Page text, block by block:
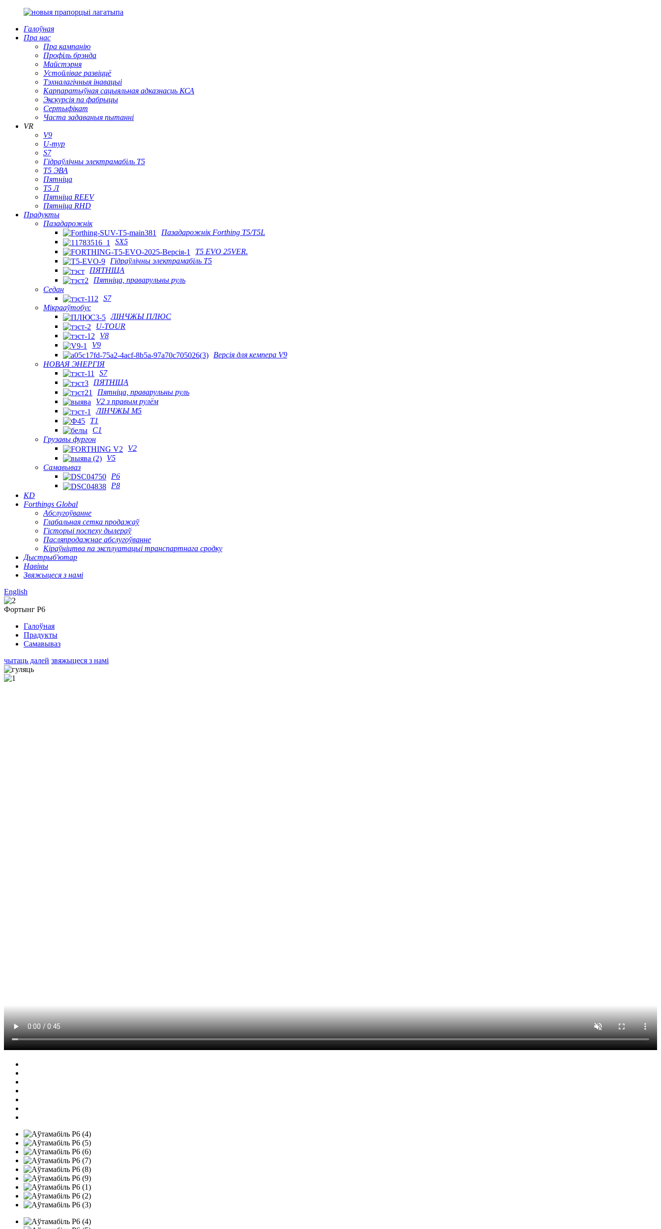
Галоўная
Пра нас
Пра кампанію
Профіль брэнда
Майстэрня
Устойлівае развіццё
Тэхналагічныя інавацыі
Карпаратыўная сацыяльная адказнасць КСА
Экскурсія па фабрыцы
Сертыфікат
Часта задаваныя пытанні
VR
V9
U-тур
S7
Гідраўлічны электрамабіль T5
Т5 ЭВА
Пятніца
Т5 Л
Пятніца REEV
Пятніца RHD
Прадукты
Пазадарожнік
Пазадарожнік Forthing T5/T5L
SX5
T5 EVO 25VER.
Гідраўлічны электрамабіль T5
ПЯТНІЦА
Пятніца, праварульны руль
Седан
S7
Мікрааўтобус
ЛІНЧЖЫ ПЛЮС
U-TOUR
V8
V9
Версія для кемпера V9
НОВАЯ ЭНЕРГІЯ
S7
ПЯТНІЦА
Пятніца, праварульны руль
V2 з правым рулём
ЛІНЧЖЫ М5
T1
C1
Грузавы фургон
V2
V5
Самавываз
P6
P8
KD
Forthings Global
Абслугоўванне
Глабальная сетка продажаў
Гісторыі поспеху дылераў
Пасляпродажнае абслугоўванне
Кіраўніцтва па эксплуатацыі транспартнага сродку
Дыстрыб'ютар
Навіны
Звяжыцеся з намі
English
Фортынг P6
Галоўная
Прадукты
Самавываз
чытаць далей звяжыцеся з намі